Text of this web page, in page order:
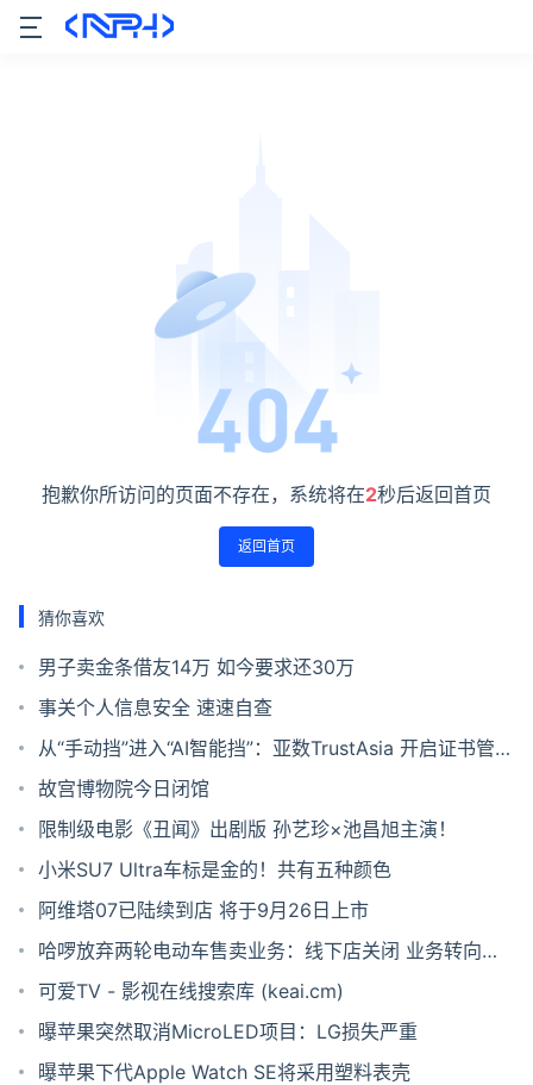
抱歉你所访问的页面不存在，系统将在2秒后返回首页
返回首页
猜你喜欢
男子卖金条借友14万 如今要求还30万
事关个人信息安全 速速自查
从“手动挡”进入“AI智能挡”：亚数TrustAsia 开启证书管理
「服务化」新时代
故宫博物院今日闭馆
限制级电影《丑闻》出剧版 孙艺珍×池昌旭主演！
小米SU7 Ultra车标是金的！共有五种颜色
阿维塔07已陆续到店 将于9月26日上市
哈啰放弃两轮电动车售卖业务：线下店关闭 业务转向租
赁
可爱TV - 影视在线搜索库 (keai.cm)
曝苹果突然取消MicroLED项目：LG损失严重
曝苹果下代Apple Watch SE将采用塑料表壳